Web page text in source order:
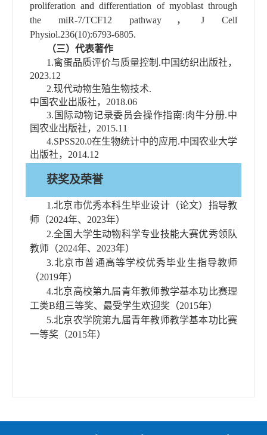
proliferation and differentiation of myoblast through
the miR-7/TCF12 pathway ， J Cell
Physiol.236(10):6793-6805.
（三）代表著作
1.禽蛋品质评价与质量控制.中国纺织出版社，
2023.12
2.现代动物生殖生物技术.
中国农业出版社， 2018.06
3. 国际动物记录委员会操作指南:肉牛分册.中
国农业出版社， 2015.11
4.SPSS20.0在生物统计中的应用.中国农业大学
出版社， 2014.12
获奖及荣誉
1.北京市优秀本科生毕业设计（论文）指导教
师（2024年、 2023年）
2.全国大学生动物科学专业技能大赛优秀领队
教师（2024年、 2023年）
3.北京市普通高等学校优秀毕业生指导教师
（2019年）
4.北京高校第九届青年教师教学基本功比赛理
工类B组三等奖、最受学生欢迎奖（2015年）
5.北京农学院第九届青年教师教学基本功比赛
一等奖（2015年）